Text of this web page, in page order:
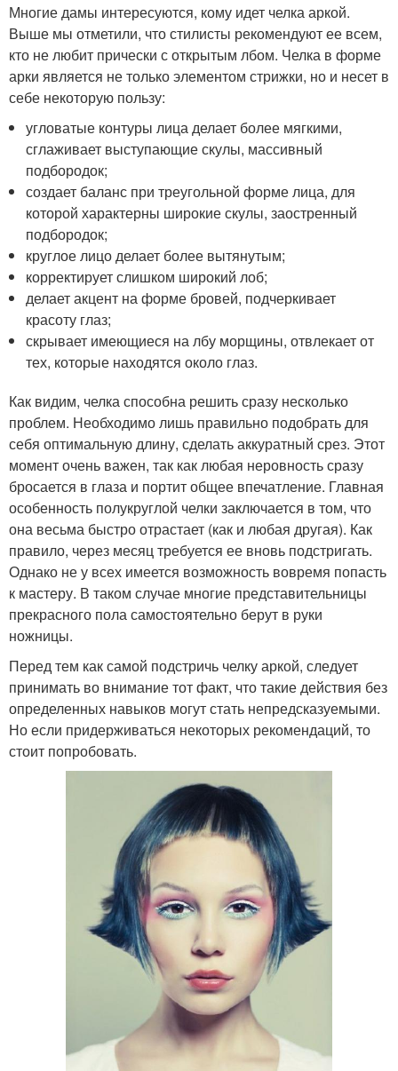
Многие дамы интересуются, кому идет челка аркой.
Выше мы отметили, что стилисты рекомендуют ее всем,
кто не любит прически с открытым лбом. Челка в форме
арки является не только элементом стрижки, но и несет в
себе некоторую пользу:
угловатые контуры лица делает более мягкими,
сглаживает выступающие скулы, массивный
подбородок;
создает баланс при треугольной форме лица, для
которой характерны широкие скулы, заостренный
подбородок;
круглое лицо делает более вытянутым;
корректирует слишком широкий лоб;
делает акцент на форме бровей, подчеркивает
красоту глаз;
скрывает имеющиеся на лбу морщины, отвлекает от
тех, которые находятся около глаз.
Как видим, челка способна решить сразу несколько
проблем. Необходимо лишь правильно подобрать для
себя оптимальную длину, сделать аккуратный срез. Этот
момент очень важен, так как любая неровность сразу
бросается в глаза и портит общее впечатление. Главная
особенность полукруглой челки заключается в том, что
она весьма быстро отрастает (как и любая другая). Как
правило, через месяц требуется ее вновь подстригать.
Однако не у всех имеется возможность вовремя попасть
к мастеру. В таком случае многие представительницы
прекрасного пола самостоятельно берут в руки
ножницы.
Перед тем как самой подстричь челку аркой, следует
принимать во внимание тот факт, что такие действия без
определенных навыков могут стать непредсказуемыми.
Но если придерживаться некоторых рекомендаций, то
стоит попробовать.